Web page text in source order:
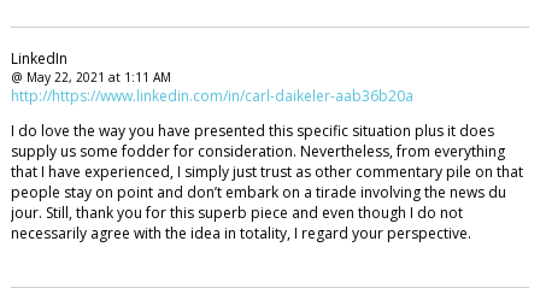
LinkedIn
@ May 22, 2021 at 1:11 AM
http://https://www.linkedin.com/in/carl-daikeler-aab36b20a
I do love the way you have presented this specific situation plus it does
supply us some fodder for consideration. Nevertheless, from everything
that I have experienced, I simply just trust as other commentary pile on that
people stay on point and don’t embark on a tirade involving the news du
jour. Still, thank you for this superb piece and even though I do not
necessarily agree with the idea in totality, I regard your perspective.